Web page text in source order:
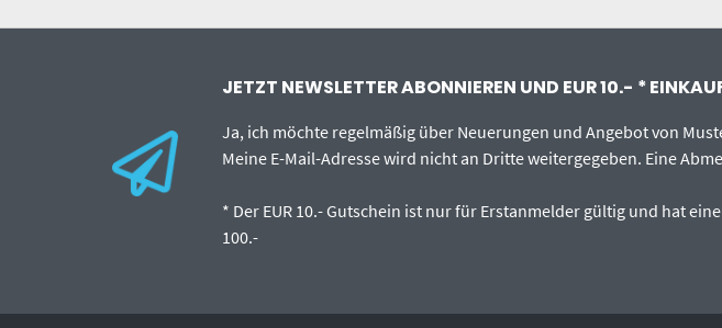
JETZT NEWSLETTER ABONNIEREN UND EUR 10.- *
Ja, ich möchte regelmäßig über Neuerungen und Angebot von
Meine E-Mail-Adresse wird nicht an Dritte weitergegeben. Eine
* Der EUR 10.- Gutschein ist nur für Erstanmelder gültig und hat
100.-